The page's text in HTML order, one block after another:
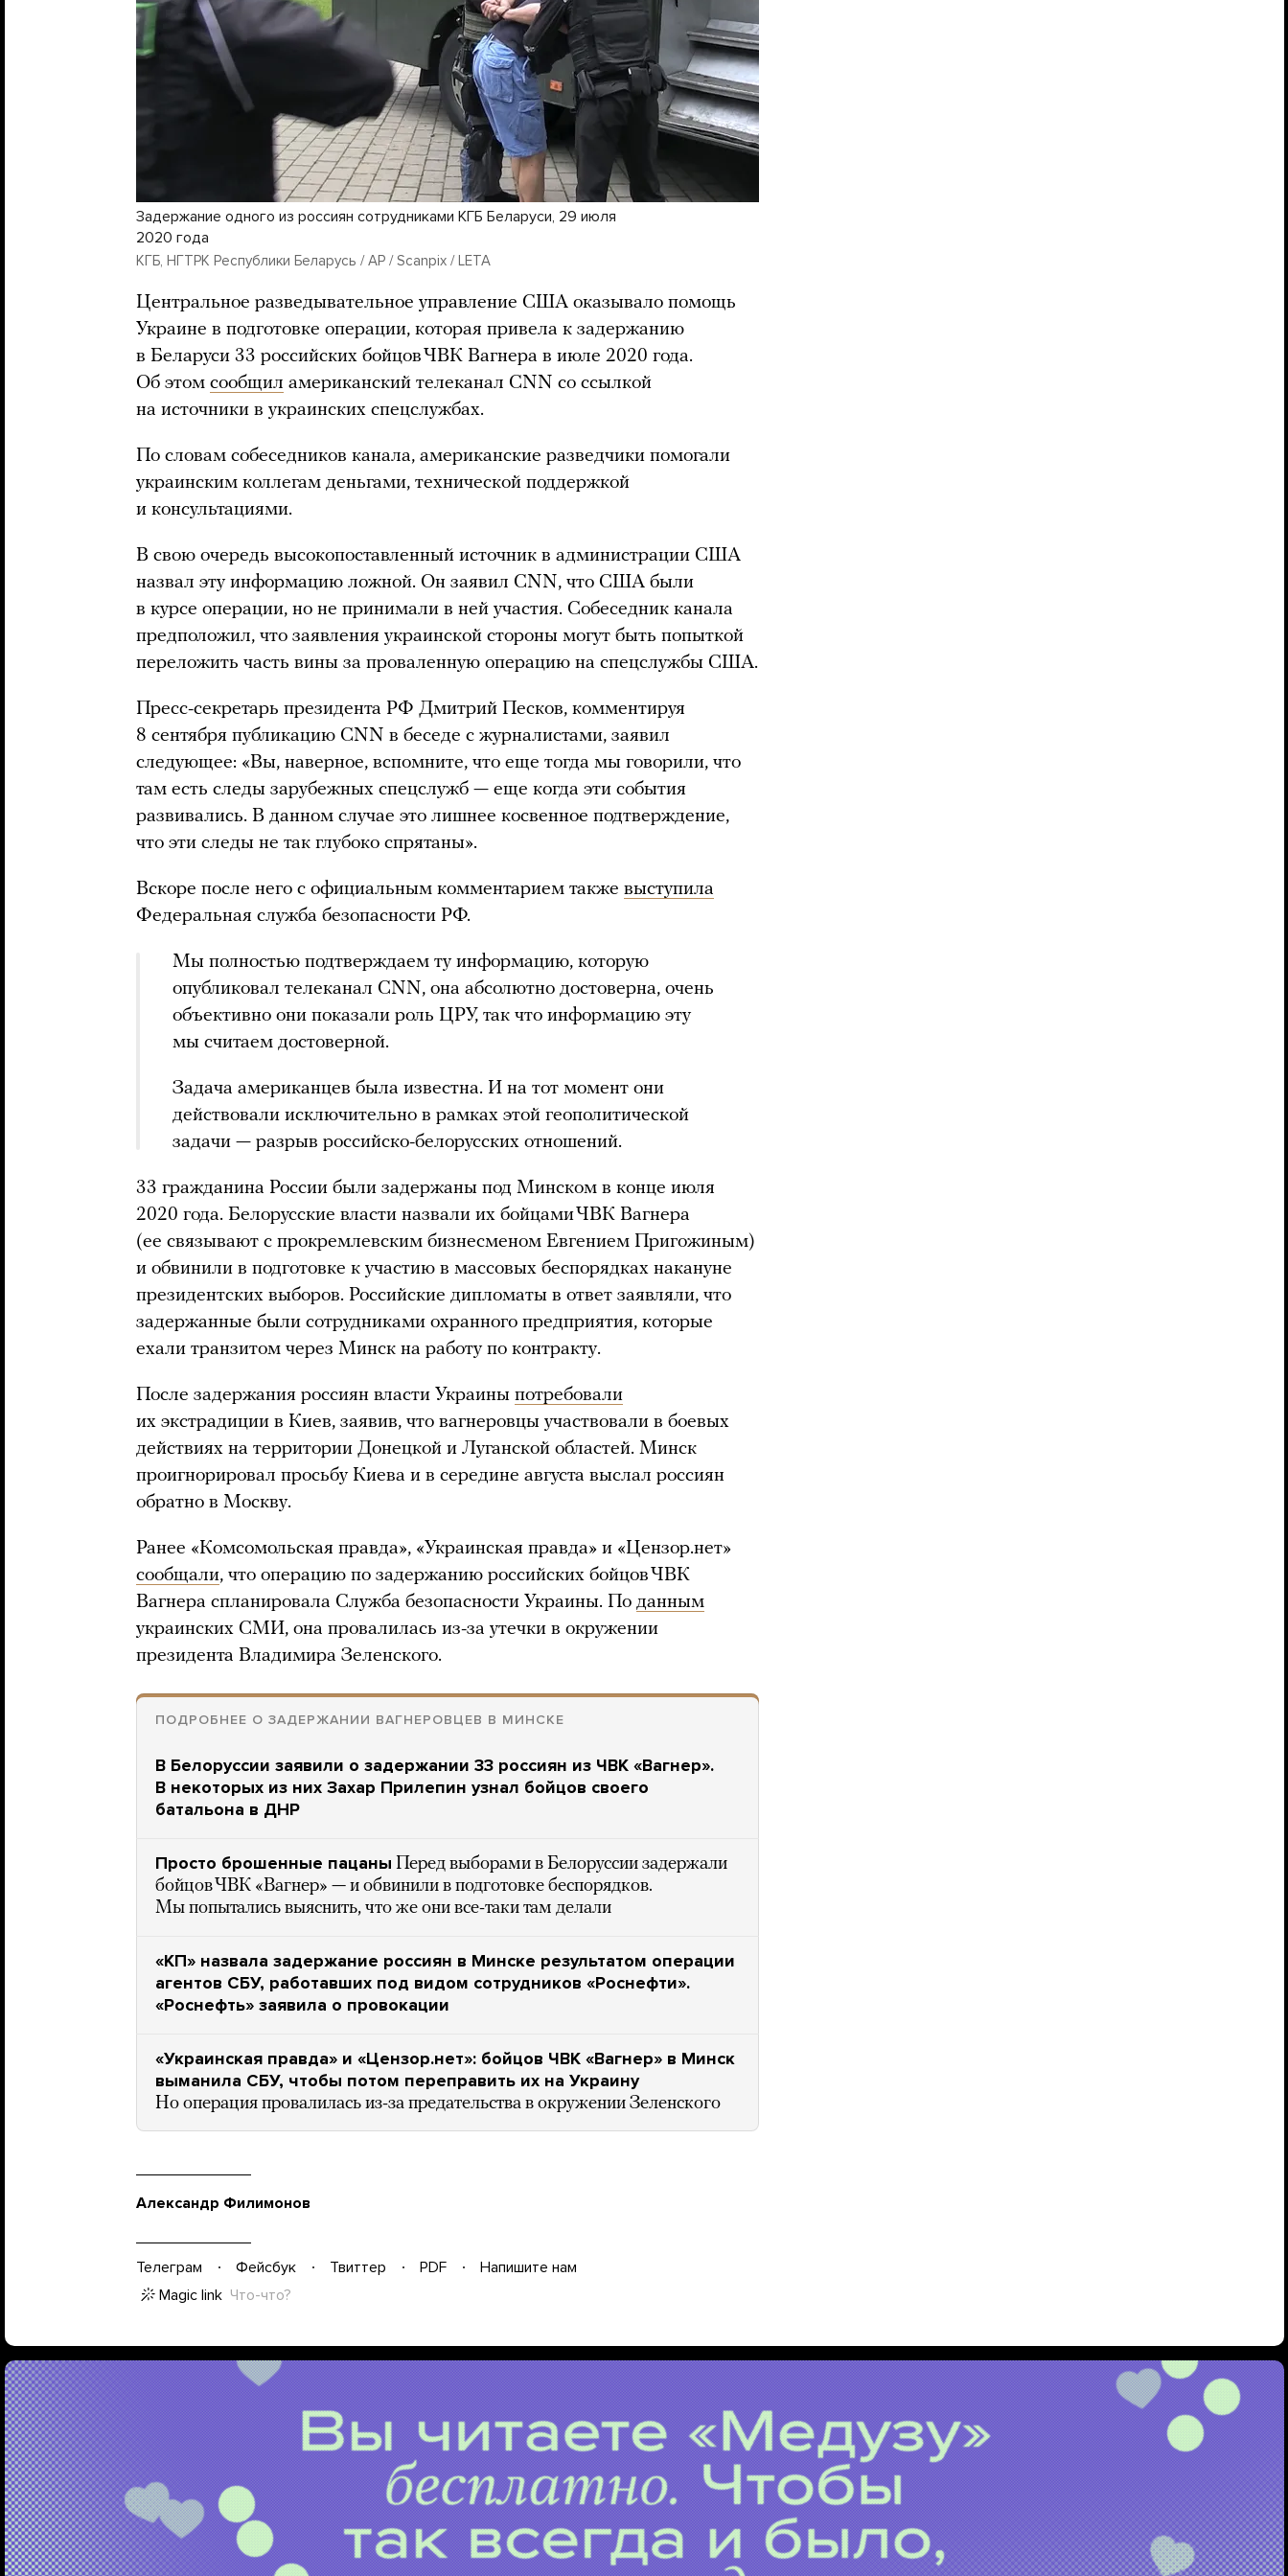
Задержание одного из россиян сотрудниками КГБ Беларуси, 29 июля
2020 года
КГБ, НГТРК Республики Беларусь / AP / Scanpix / LETA
Центральное разведывательное управление США оказывало помощь
Украине в подготовке операции, которая привела к задержанию
в Беларуси 33 российских бойцов ЧВК Вагнера в июле 2020 года.
Об этом сообщил американский телеканал CNN со ссылкой
на источники в украинских спецслужбах.
По словам собеседников канала, американские разведчики помогали
украинским коллегам деньгами, технической поддержкой
и консультациями.
В свою очередь высокопоставленный источник в администрации США
назвал эту информацию ложной. Он заявил CNN, что США были
в курсе операции, но не принимали в ней участия. Собеседник канала
предположил, что заявления украинской стороны могут быть попыткой
переложить часть вины за проваленную операцию на спецслужбы США.
Пресс-секретарь президента РФ Дмитрий Песков, комментируя
8 сентября публикацию CNN в беседе с журналистами, заявил
следующее: «Вы, наверное, вспомните, что еще тогда мы говорили, что
там есть следы зарубежных спецслужб — еще когда эти события
развивались. В данном случае это лишнее косвенное подтверждение,
что эти следы не так глубоко спрятаны».
Вскоре после него с официальным комментарием также выступила
Федеральная служба безопасности РФ.
Мы полностью подтверждаем ту информацию, которую
опубликовал телеканал CNN, она абсолютно достоверна, очень
объективно они показали роль ЦРУ, так что информацию эту
мы считаем достоверной.
Задача американцев была известна. И на тот момент они
действовали исключительно в рамках этой геополитической
задачи — разрыв российско-белорусских отношений.
33 гражданина России были задержаны под Минском в конце июля
2020 года. Белорусские власти назвали их бойцами ЧВК Вагнера
(ее связывают с прокремлевским бизнесменом Евгением Пригожиным)
и обвинили в подготовке к участию в массовых беспорядках накануне
президентских выборов. Российские дипломаты в ответ заявляли, что
задержанные были сотрудниками охранного предприятия, которые
ехали транзитом через Минск на работу по контракту.
После задержания россиян власти Украины потребовали
их экстрадиции в Киев, заявив, что вагнеровцы участвовали в боевых
действиях на территории Донецкой и Луганской областей. Минск
проигнорировал просьбу Киева и в середине августа выслал россиян
обратно в Москву.
Ранее «Комсомольская правда», «Украинская правда» и «Цензор.нет»
сообщали, что операцию по задержанию российских бойцов ЧВК
Вагнера спланировала Служба безопасности Украины. По данным
украинских СМИ, она провалилась из-за утечки в окружении
президента Владимира Зеленского.
ПОДРОБНЕЕ О ЗАДЕРЖАНИИ ВАГНЕРОВЦЕВ В МИНСКЕ
В Белоруссии заявили о задержании 33 россиян из ЧВК «Вагнер».
В некоторых из них Захар Прилепин узнал бойцов своего
батальона в ДНР
Просто брошенные пацаны Перед выборами в Белоруссии задержали
бойцов ЧВК «Вагнер» — и обвинили в подготовке беспорядков.
Мы попытались выяснить, что же они все-таки там делали
«КП» назвала задержание россиян в Минске результатом операции
агентов СБУ, работавших под видом сотрудников «Роснефти».
«Роснефть» заявила о провокации
«Украинская правда» и «Цензор.нет»: бойцов ЧВК «Вагнер» в Минск
выманила СБУ, чтобы потом переправить их на Украину
Но операция провалилась из-за предательства в окружении Зеленского
Александр Филимонов
Телеграм Фейсбук Твиттер PDF
Напишите нам
Magic link Что-что?